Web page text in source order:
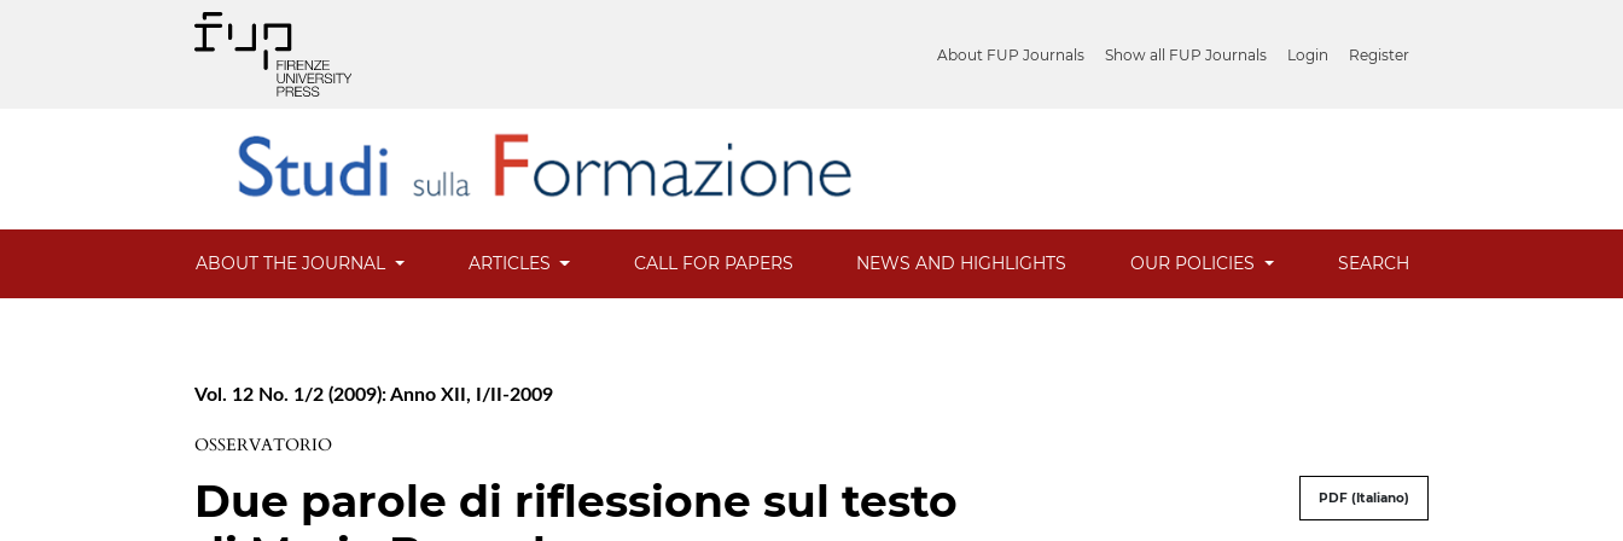
About FUP Journals Show all FUP Journals Login Register
ABOUT THE JOURNAL ARTICLES CALL FOR PAPERS NEWS AND HIGHLIGHTS OUR POLICIES SEARCH
Vol. 12 No. 1/2 (2009): Anno XII, I/II-2009
OSSERVATORIO
Due parole di riflessione sul testo
PDF (Italiano)